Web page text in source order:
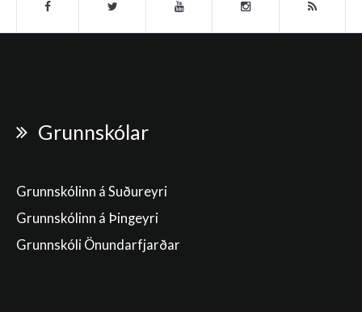
Grunnskólar
Grunnskólinn á Suðureyri
Grunnskólinn á Þingeyri
Grunnskóli Önundarfjarðar